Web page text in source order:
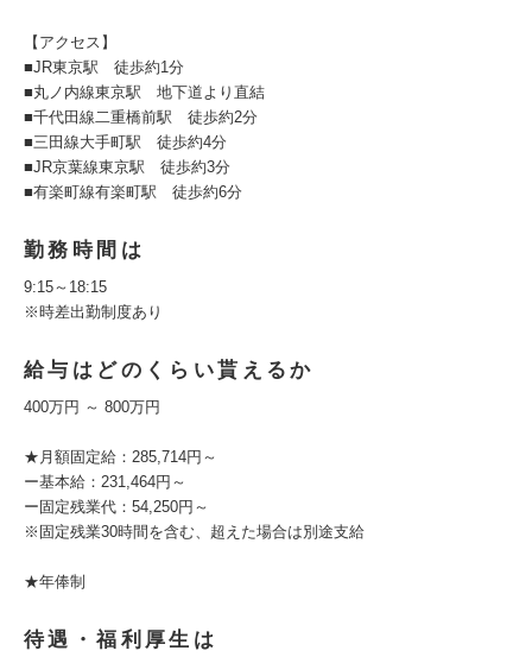
【アクセス】
■JR東京駅 徒歩約1分
■丸ノ内線東京駅 地下道より直結
■千代田線二重橋前駅 徒歩約2分
■三田線大手町駅 徒歩約4分
■JR京葉線東京駅 徒歩約3分
■有楽町線有楽町駅 徒歩約6分
勤務時間は
9:15～18:15
※時差出勤制度あり
給与はどのくらい貰えるか
400万円 ～ 800万円
★月額固定給：285,714円～
ー基本給：231,464円～
ー固定残業代：54,250円～
※固定残業30時間を含む、超えた場合は別途支給
★年俸制
待遇・福利厚生は